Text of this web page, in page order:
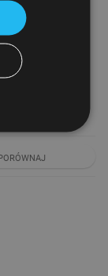
PORÓWNAJ